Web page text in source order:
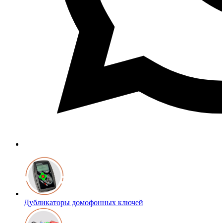
Дубликаторы домофонных ключей